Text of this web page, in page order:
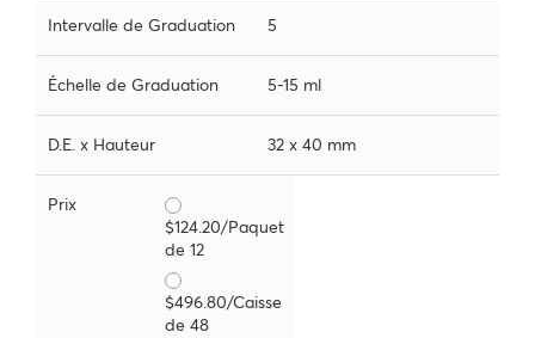
Intervalle de Graduation 5
Échelle de Graduation 5-15 ml
D.E. x Hauteur 32 x 40 mm
Prix
$124.20/Paquet
de 12
$496.80/Caisse
de 48